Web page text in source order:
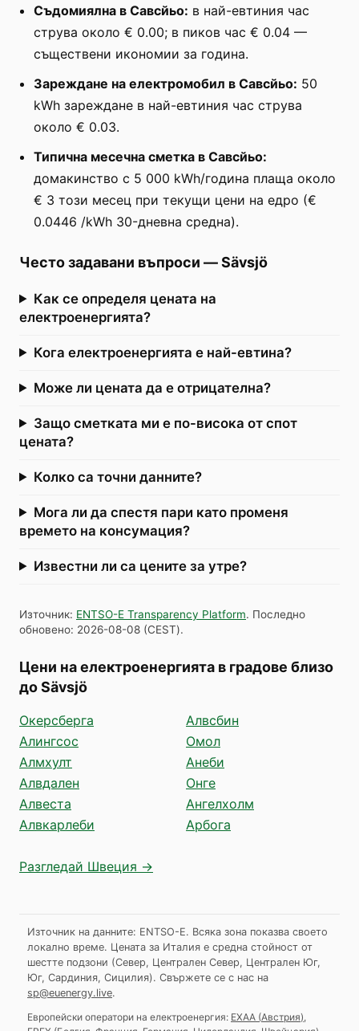
Съдомиялна в Савсйьо: в най-евтиния час
струва около € 0.00; в пиков час € 0.04 —
съществени икономии за година.
Зареждане на електромобил в Савсйьо: 50
kWh зареждане в най-евтиния час струва
около € 0.03.
Типична месечна сметка в Савсйьо:
домакинство с 5 000 kWh/година плаща около
€ 3 този месец при текущи цени на едро (€
0.0446 /kWh 30-дневна средна).
Често задавани въпроси —Sävsjö
Как се определя цената на
електроенергията?
Кога електроенергията е най-евтина?
Може ли цената да е отрицателна?
Защо сметката ми е по-висока от спот
цената?
Колко са точни данните?
Мога ли да спестя пари като променя
времето на консумация?
Известни ли са цените за утре?
Източник: ENTSO-E Transparency Platform. Последно
обновено: 2026-08-08 (CEST).
Цени на електроенергията в градове близо
до Sävsjö
Окерсберга
Алингсос
Алмхулт
Алвдален
Алвеста
Алвкарлеби
Алвсбин
Омол
Анеби
Онге
Ангелхолм
Арбога
Разгледай Швеция →
Източник на данните: ENTSO-E. Всяка зона показва своето
локално време. Цената за Италия е средна стойност от
шестте подзони (Север, Централен Север, Централен Юг,
Юг, Сардиния, Сицилия). Свържете се с нас на
sp@euenergy.live.
Европейски оператори на електроенергия: EXAA (Австрия)